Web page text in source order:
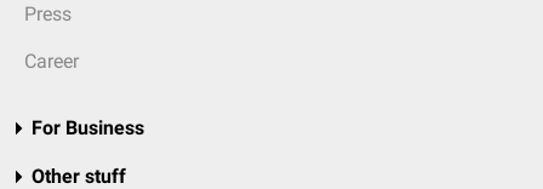
Press
Career
For Business
Other stuff